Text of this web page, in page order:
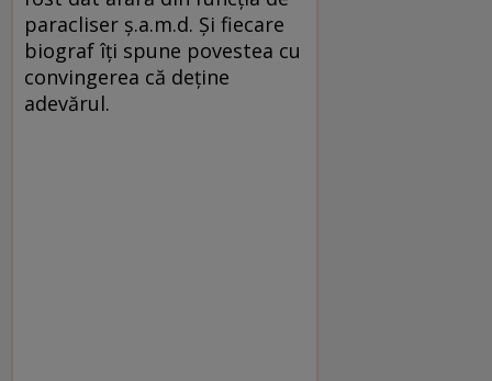
paracliser ș.a.m.d. Și fiecare
biograf îți spune povestea cu
convingerea că deține
adevărul.